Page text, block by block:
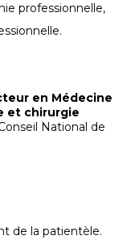
professionnelle,
en Médecine
et chirurgie
National de
de la patientèle.